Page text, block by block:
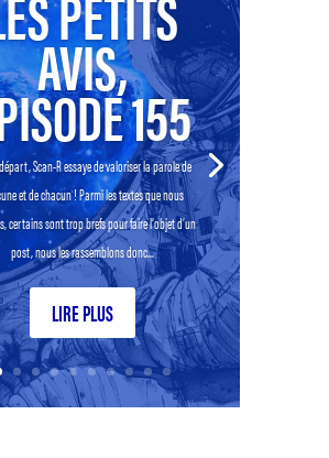
AVIS,
155
Scan-R essaye de valoriser la parole de
et de chacun ! Parmi les textes que nous
certains sont trop brefs pour faire l’objet d’un
post, nous les rassemblons donc...
LIRE PLUS